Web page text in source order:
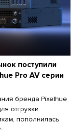
поступили
Pro AV серии
бренда Pixelhue
отгрузки
пополнилась